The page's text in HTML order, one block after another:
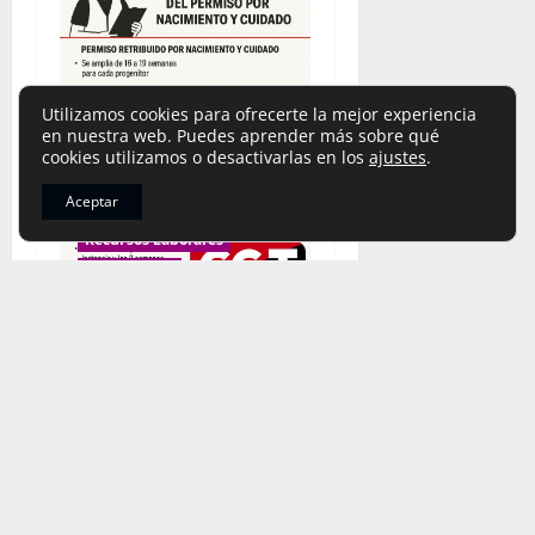
s
Destacado
Legislación Laboral
Noticias-Comunicados
Recursos Laborales
Utilizamos cookies para ofrecerte la mejor experiencia
en nuestra web. Puedes aprender más sobre qué
cookies utilizamos o desactivarlas en los ajustes.
Aceptar